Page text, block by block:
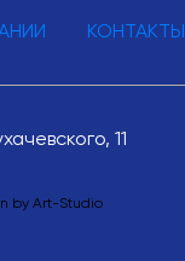
КОНТАКТЫ
11
by Art-Studio